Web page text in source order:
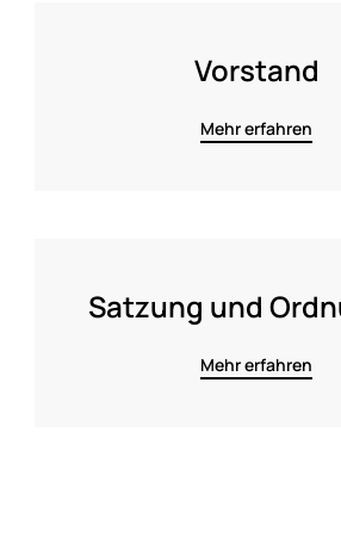
Vorstand
Mehr erfahren
Satzung und
Mehr erfahren